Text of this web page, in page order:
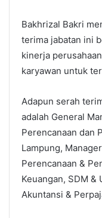
Bakhrizal Bakri
terima jabatan ini
kinerja
karyawan untuk
Adapun serah
adalah General
Perencanaan dan
Lampung,
Perencanaan &
Keuangan, SDM &
Akuntansi &